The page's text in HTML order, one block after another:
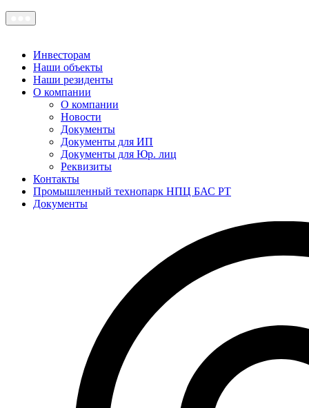
Инвесторам
Наши объекты
Наши резиденты
О компании
О компании
Новости
Документы
Документы для ИП
Документы для Юр. лиц
Реквизиты
Контакты
Промышленный технопарк НПЦ БАС РТ
Документы